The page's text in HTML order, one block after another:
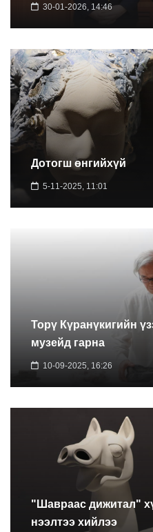
30-01-2026, 14:46
Дотогш өнгийхүй
5-11-2025, 11:01
Торү Күранүкигийн
музейд гарна
10-09-2025, 16:26
"Шавраас дижитал"
нээлтээ хийлээ